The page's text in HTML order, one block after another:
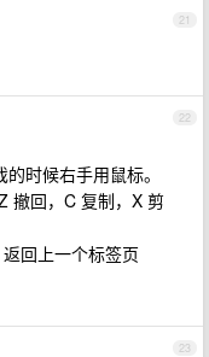
21
22
时候右手用鼠标。
撤回，C 复制，X 剪
回上一个标签页
23